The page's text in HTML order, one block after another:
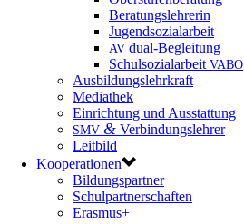
Beratungslehrerin
Jugendsozialarbeit
AV dual-Begleitung
Schulsozialarbeit VABO
Ausbildungslehrkraft
Mediathek
Einrichtung und Ausstattung
SMV & Verbindungslehrer
Leitbild
Kooperationen
Bildungspartner
Schulpartnerschaften
Erasmus+